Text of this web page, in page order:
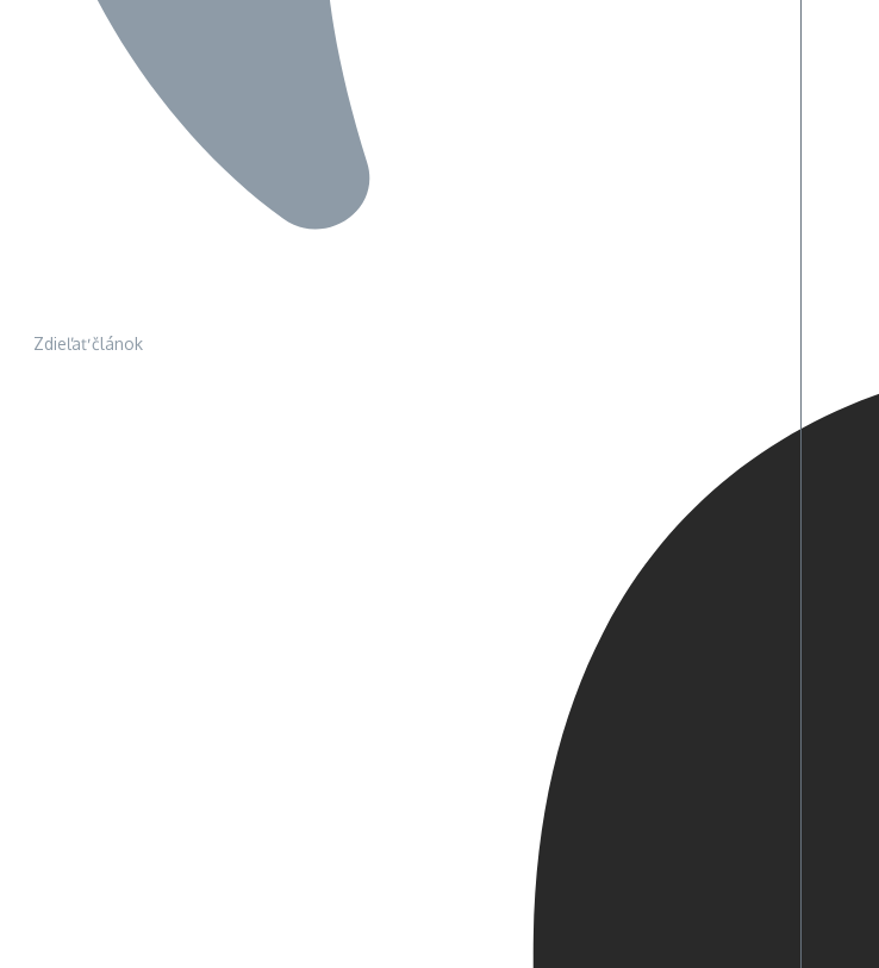
Zdieľať článok